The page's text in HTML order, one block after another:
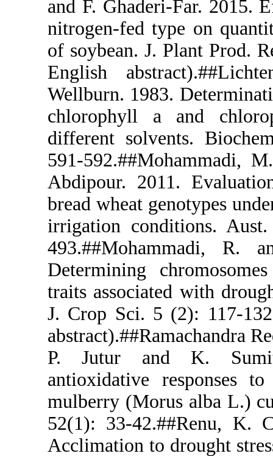
and F.
nitrogen-fed
of soybean.
English
Wellburn.
different
591-
Abdipour.
bread wheat
irrigation
traits
J. Crop
P. Jutur
mulberry
52(1): 33-
Acclimation